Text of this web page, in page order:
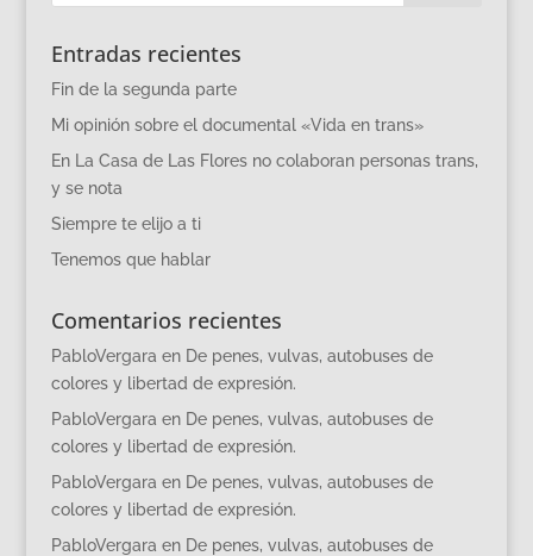
Entradas recientes
Fin de la segunda parte
Mi opinión sobre el documental «Vida en trans»
En La Casa de Las Flores no colaboran personas trans,
y se nota
Siempre te elijo a ti
Tenemos que hablar
Comentarios recientes
PabloVergara en De penes, vulvas, autobuses de
colores y libertad de expresión.
PabloVergara en De penes, vulvas, autobuses de
colores y libertad de expresión.
PabloVergara en De penes, vulvas, autobuses de
colores y libertad de expresión.
PabloVergara en De penes, vulvas, autobuses de